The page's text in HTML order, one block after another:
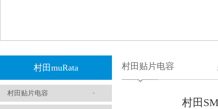
村田muRata
村田贴片电容
村田贴片电容
村田